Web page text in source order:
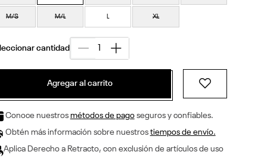
M/S M/L L XL
Agregar al carrito
Conoce nuestros métodos de pagoseguros y confiables.
Obtén más información sobre nuestros tiempos de envío.
Aplica Derecho a Retracto, con exclusión de artículos de uso